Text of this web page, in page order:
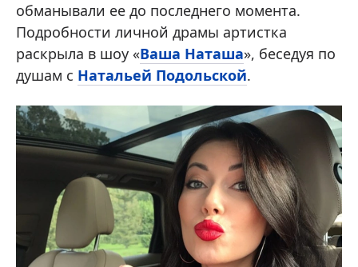
обманывали ее до последнего момента.
Подробности личной драмы артистка
раскрыла в шоу «Ваша Наташа», беседуя по
душам с Натальей Подольской.